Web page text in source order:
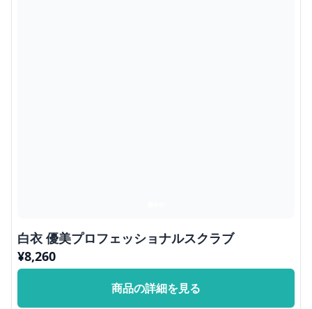
白衣 優美プロフェッショナルスクラブ
¥8,260
商品の詳細を見る